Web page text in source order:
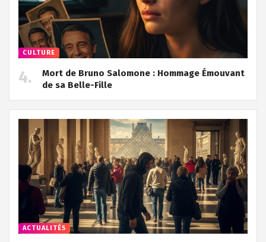
CULTURE
Mort de Bruno Salomone : Hommage Émouvant
de sa Belle-Fille
ACTUALITÉS